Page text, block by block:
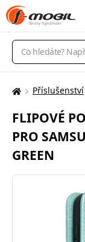
Vyhledávání
Zde
nacházíte:
Příslušenství
FLIPOVÉ
PRO
GREEN